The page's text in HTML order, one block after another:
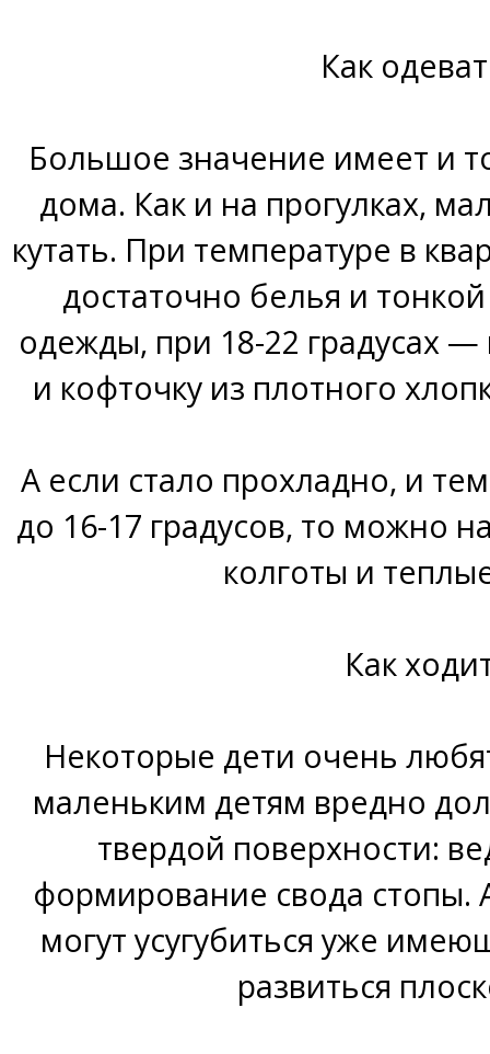
Как
Большое значение имеет и
дома. Как и на прогулках,
кутать. При температуре в
достаточно белья и
одежды, при 18-22 градусах
и кофточку из плотного
А если стало прохладно, и
до 16-17 градусов, то можно
колготы и
Как
Некоторые дети очень
маленьким детям вредно
твердой поверхности:
формирование свода стопы.
могут усугубиться уже
развиться